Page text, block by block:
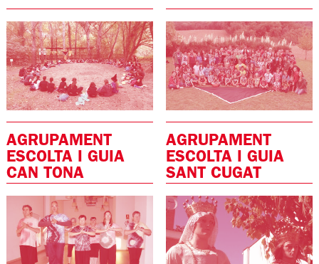
AGRUPAMENT
ESCOLTA I GUIA
CAN TONA
AGRUPAMENT
ESCOLTA I GUIA
SANT CUGAT